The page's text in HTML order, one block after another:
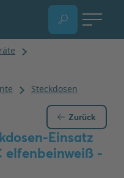
Zurück
Einsatz
elfenbeinweiß -